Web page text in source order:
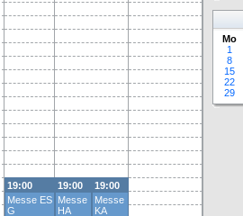
19:00
Messe ES
G
19:00
Messe
HA
19:00
Messe
KA
Mo
1
8
15
22
29